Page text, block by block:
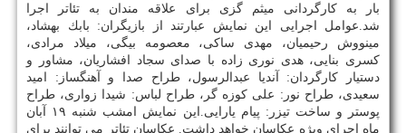
بار به كارگردانی میثم گزی برای علاقه مندان به تئاتر اجرا
شد.عوامل اجرایی این نمایش عبارتند از بازیگران: بابك بهشاد،
مینووش رحیمیان، مهدی ساكی، معصومه بیگی، میلاد مرادی،
كسری بنایی، هدی نوری زاده با صدای سجاد افشاریان، مشاور و
دستیار كارگردان: آندیا عبدالرسول، طراح صدا و آهنگساز: امید
سعیدی، طراح نور: علی كوزه گر، طراح لباس: شیدا زواری، طراح
پوستر و ساخت تیزر: پیام یارایی.این نمایش امشب شنبه ۱۹ آبان
ماه اجرای ویژه عكاسان خواهد داشت. عكاسان تئاتر می توانند برای